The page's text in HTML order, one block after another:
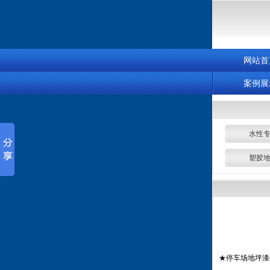
网站
案例
水性
塑胶
★停车场地坪